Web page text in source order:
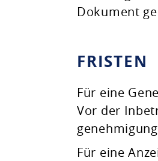
Dokument
FRISTEN
Für eine
Vor der
Für eine